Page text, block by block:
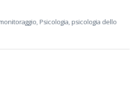
Psicologia psicologia dello